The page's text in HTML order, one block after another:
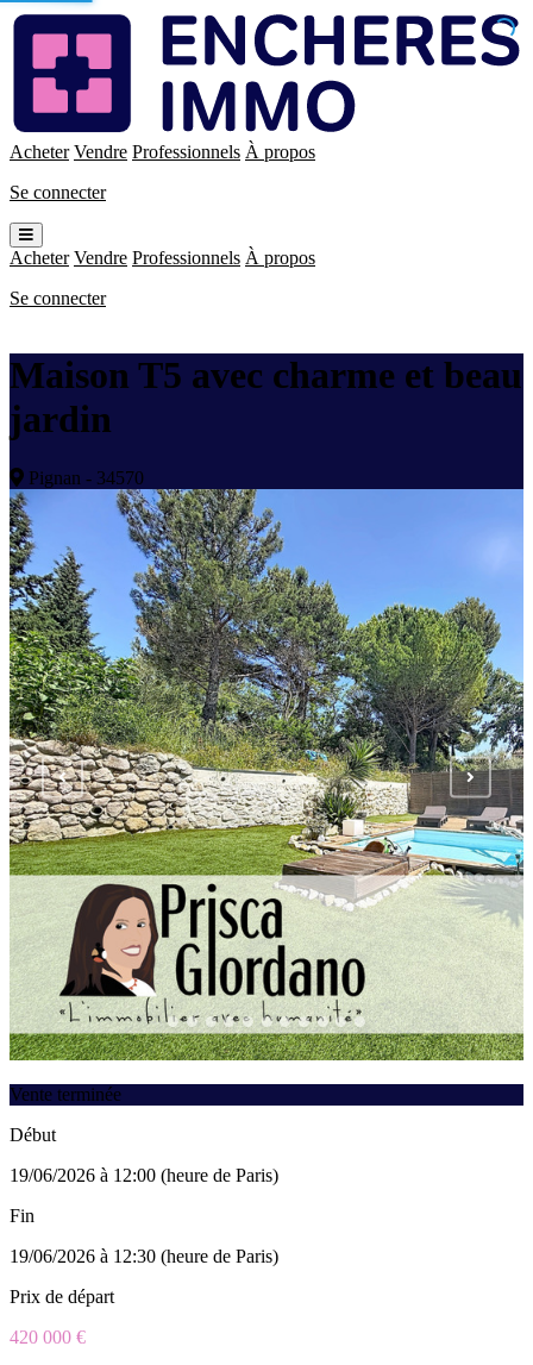
Enchères
Immo
Acheter Vendre Professionnels À propos
Se connecter
Ouvrir
le
menu
Acheter Vendre Professionnels À propos
Se connecter
Maison T5 avec charme et beau
jardin
Pignan - 34570
Vente terminée
Début
19/06/2026 à 12:00 (heure de Paris)
Fin
19/06/2026 à 12:30 (heure de Paris)
Prix de départ
420 000 €